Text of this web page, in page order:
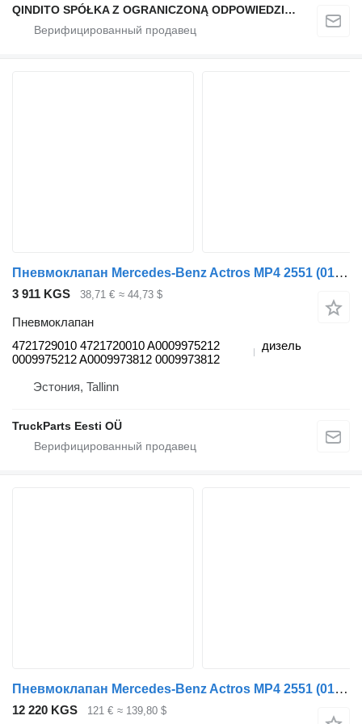
QINDITO SPÓŁKA Z OGRANICZONĄ ODPOWIEDZIALNOŚCIĄ
Пневмоклапан Mercedes-Benz Actros MP4 2551 (01.12-) 4721729010 для тягача Mercedes-Benz Actros MP4 Antos Arocs (2012-)
3 911 KGS 38,71 € ≈ 44,73 $
Пневмоклапан
4721729010 4721720010 A0009975212
0009975212 A0009973812 0009973812
дизель
Эстония, Tallinn
TruckParts Eesti OÜ
Пневмоклапан Mercedes-Benz Actros MP4 2551 (01.12-) 0281002878 для тягача Mercedes-Benz Actros MP4 Antos Arocs (2012-)
12 220 KGS 121 € ≈ 139,80 $